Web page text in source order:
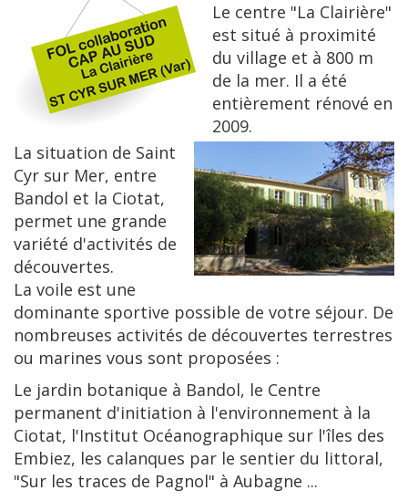
Le centre "La Clairière"
est situé à proximité
du village et à 800 m
de la mer. Il a été
entièrement rénové en
2009.
La situation de Saint
Cyr sur Mer, entre
Bandol et la Ciotat,
permet une grande
variété d'activités de
découvertes.
La voile est une
dominante sportive possible de votre séjour. De
nombreuses activités de découvertes terrestres
ou marines vous sont proposées :
Le jardin botanique à Bandol, le Centre
permanent d'initiation à l'environnement à la
Ciotat, l'Institut Océanographique sur l'îles des
Embiez, les calanques par le sentier du littoral,
"Sur les traces de Pagnol" à Aubagne ...